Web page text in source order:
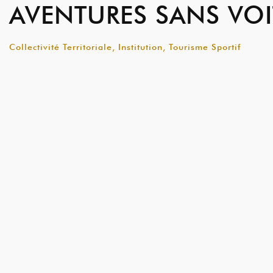
AVENTURES SANS
Collectivité Territoriale, Institution, Tourisme Sportif